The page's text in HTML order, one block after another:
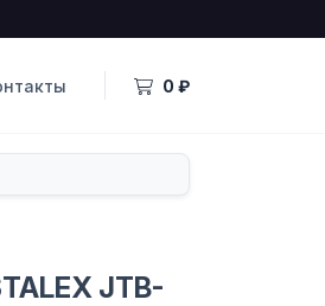
0 ₽
JTB-